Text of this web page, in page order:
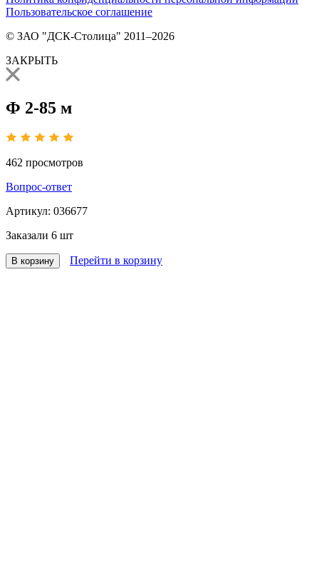
Пользовательское соглашение
© ЗАО "ДСК-Столица" 2011–2026
ЗАКРЫТЬ
Ф 2-85 м
462 просмотров
Вопрос-ответ
Артикул: 036677
Заказали 6 шт
В корзину Перейти в корзину